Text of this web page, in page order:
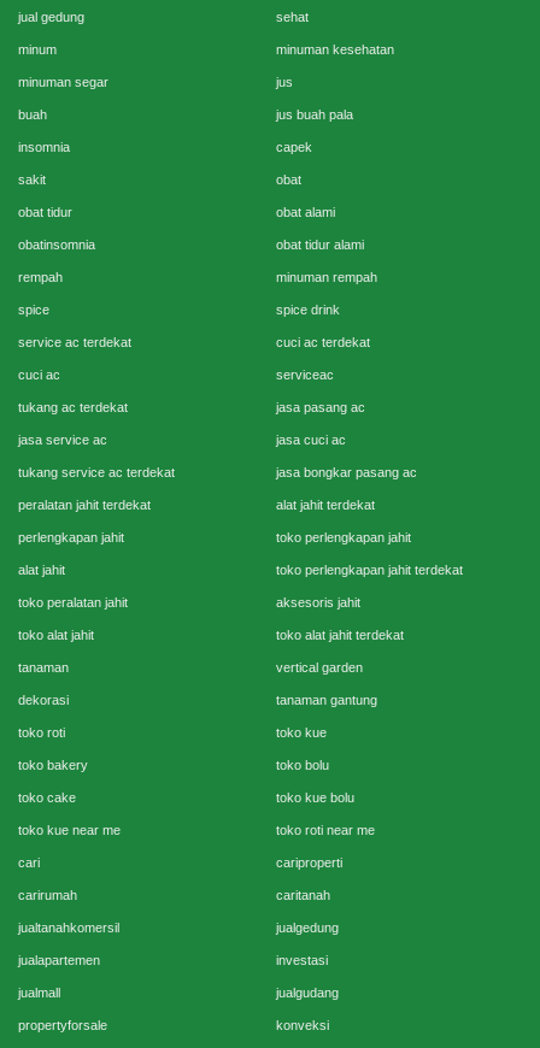
jual gedung sehat
minum minuman kesehatan
minuman segar jus
buah jus buah pala
insomnia capek
sakit obat
obat tidur obat alami
obatinsomnia obat tidur alami
rempah minuman rempah
spice spice drink
service ac terdekat cuci ac terdekat
cuci ac serviceac
tukang ac terdekat jasa pasang ac
jasa service ac jasa cuci ac
tukang service ac terdekat jasa bongkar pasang ac
peralatan jahit terdekat alat jahit terdekat
perlengkapan jahit toko perlengkapan jahit
alat jahit toko perlengkapan jahit terdekat
toko peralatan jahit aksesoris jahit
toko alat jahit toko alat jahit terdekat
tanaman vertical garden
dekorasi tanaman gantung
toko roti toko kue
toko bakery toko bolu
toko cake toko kue bolu
toko kue near me toko roti near me
cari cariproperti
carirumah caritanah
jualtanahkomersil jualgedung
jualapartemen investasi
jualmall jualgudang
propertyforsale konveksi